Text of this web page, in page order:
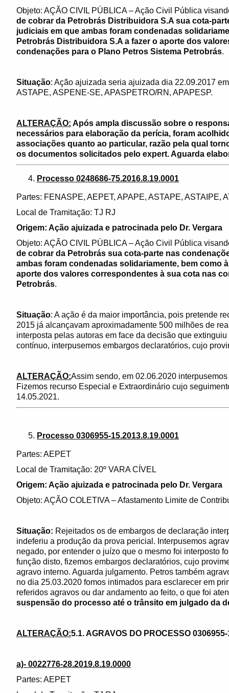
Objeto: AÇÃO CIVIL PÚBLICA – Ação Civil Pública
de cobrar da Petrobrás Distribuidora S.A sua cota-
judiciais em que ambas foram condenadas
Petrobrás Distribuidora S.A a fazer o aporte dos
condenações para o Plano Petros Sistema Petrobrás.
Situação: Ação ajuizada seria ajuizada dia 22.09.2017
ASTAPE, ASPENE-SE, APASPETRO/RN, APAPESP.
ALTERAÇÃO: Após ampla discussão sobre o
necessários para elaboração da perícia, foram
associações quanto ao particular, razão pela qual
os documentos solicitados pelo expert. Aguarda
Processo 0248686-75.2016.8.19.0001
Partes: FENASPE, AEPET, APAPE, ASTAPE, ASTAIPE,
Local de Tramitação: TJ RJ
Origem: Ação ajuizada e patrocinada pelo Dr. Vergara
Objeto: AÇÃO CIVIL PÚBLICA – Ação Civil Pública
de cobrar da Petrobrás sua cota-parte nas
ambas foram condenadas solidariamente, bem como
aporte dos valores correspondentes à sua cota nas
Petrobrás.
Situação: A ação é da maior importância, pois pretende
2015 já alcançavam aproximadamente 500 milhões de
interposta pelas autoras em face da decisão que
contínuo, interpusemos embargos declaratórios, cujo
ALTERAÇÃO:Assim sendo, em 02.06.2020
Fizemos recurso Especial e Extraordinário cujo
14.05.2021.
Processo 0306955-15.2013.8.19.0001
Partes: AEPET
Local de Tramitação: 20º VARA CÍVEL
Origem: Ação ajuizada e patrocinada pelo Dr. Vergara
Objeto: AÇÃO COLETIVA – Afastamento Limite de
Situação: Rejeitados os de embargos de declaração
indeferiu a produção da prova pericial. Interpusemos
negado, por entender o juízo que o mesmo foi interposto
função disto, fizemos embargos declaratórios, cujo
agravo interno. Aguarda julgamento. Petros também
no dia 25.03.2020 fomos intimados para esclarecer em
referidos agravos ou dar andamento ao feito, o que foi
suspensão do processo até o trânsito em julgado da
ALTERAÇÃO:5.1. AGRAVOS DO PROCESSO
a)- 0022776-28.2019.8.19.0000
Partes: AEPET